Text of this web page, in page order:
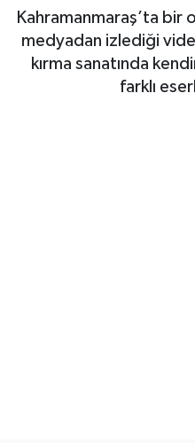
Kahramanmaraş’ta bir
medyadan izlediği
kırma sanatında
farklı
Haber Arşivi